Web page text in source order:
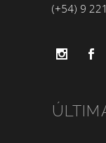
(+54) 9